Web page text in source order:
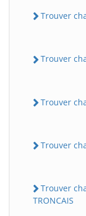
Trouver
Trouver
Trouver
Trouver
Trouver
TRONCAIS